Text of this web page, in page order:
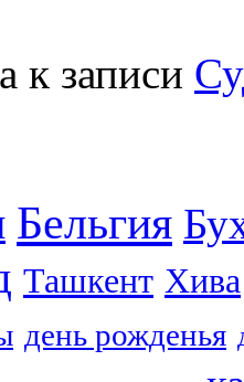
к записи
Бельгия
Ташкент Хива
день рожденья